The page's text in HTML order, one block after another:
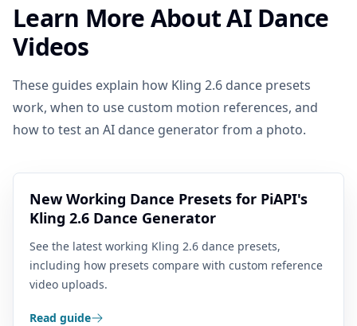
Learn More About AI Dance
Videos
These guides explain how Kling 2.6 dance presets
work, when to use custom motion references, and
how to test an AI dance generator from a photo.
New Working Dance Presets for PiAPI's
Kling 2.6 Dance Generator
See the latest working Kling 2.6 dance presets,
including how presets compare with custom reference
video uploads.
Read guide